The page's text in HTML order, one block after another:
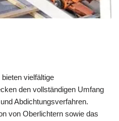
vielfältige
den vollständigen Umfang
Abdichtungsverfahren.
von Oberlichtern sowie das